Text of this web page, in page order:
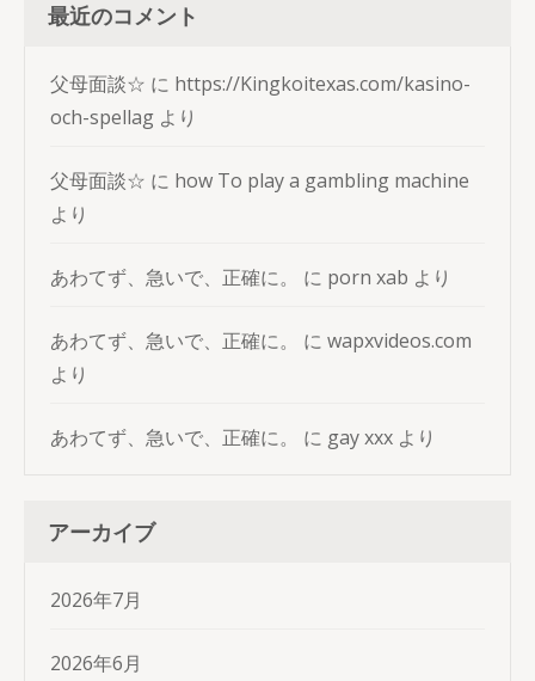
最近のコメント
父母面談☆ に https://Kingkoitexas.com/kasino-
och-spellag より
父母面談☆ に how To play a gambling machine
より
あわてず、急いで、正確に。 に porn xab より
あわてず、急いで、正確に。 に wapxvideos.com
より
あわてず、急いで、正確に。 に gay xxx より
アーカイブ
2026年7月
2026年6月